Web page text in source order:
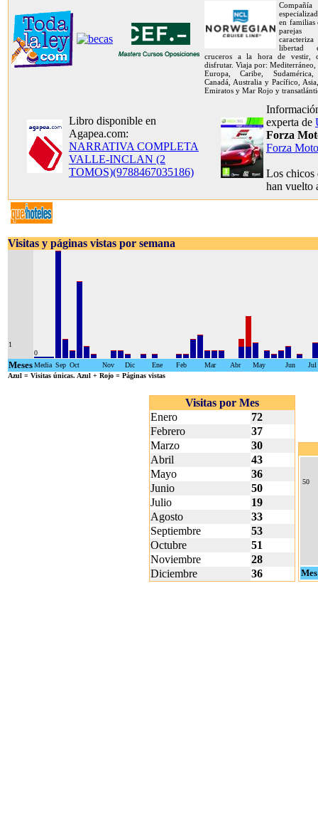
Compañía
en familias
libertad
cruceros a la hora de vestir,
disfrutar. Viaja por: Mediterráneo,
Europa, Caribe, Sudamérica,
Canadá, Australia y Pacífico,
Emiratos y Mar Rojo y
Libro disponible en
Agapea.com:
NARRATIVA COMPLETA
VALLE-INCLAN (2
TOMOS)(9788467035186)
experta de
Forza
Forza
Los
han vuelto
Visitas y páginas vistas por semana
1
0
MesesMedia Sep Oct Nov Dic Ene Feb Mar Abr May Jun
Jul
Azul = Visitas únicas. Azul + Rojo = Páginas vistas
Visitas por Mes
Enero
72
Febrero
37
Marzo
30
Abril
43
Mayo
36
Junio
50
Julio
19
Agosto
33
Septiembre
53
Octubre
51
Noviembre
28
Diciembre
36
50
Mes